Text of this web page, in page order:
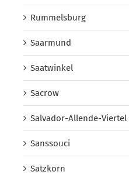
Rummelsburg
Saarmund
Saatwinkel
Sacrow
Salvador-Allende-Viertel
Sanssouci
Satzkorn